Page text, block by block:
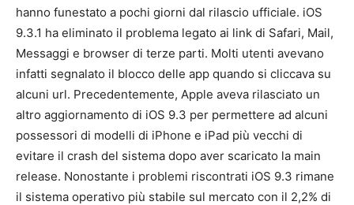
hanno funestato a pochi giorni dal rilascio ufficiale. iOS
9.3.1 ha eliminato il problema legato ai link di Safari, Mail,
Messaggi e browser di terze parti. Molti utenti avevano
infatti segnalato il blocco delle app quando si cliccava su
alcuni url. Precedentemente, Apple aveva rilasciato un
altro aggiornamento di iOS 9.3 per permettere ad alcuni
possessori di modelli di iPhone e iPad più vecchi di
evitare il crash del sistema dopo aver scaricato la main
release. Nonostante i problemi riscontrati iOS 9.3 rimane
il sistema operativo più stabile sul mercato con il 2,2% di